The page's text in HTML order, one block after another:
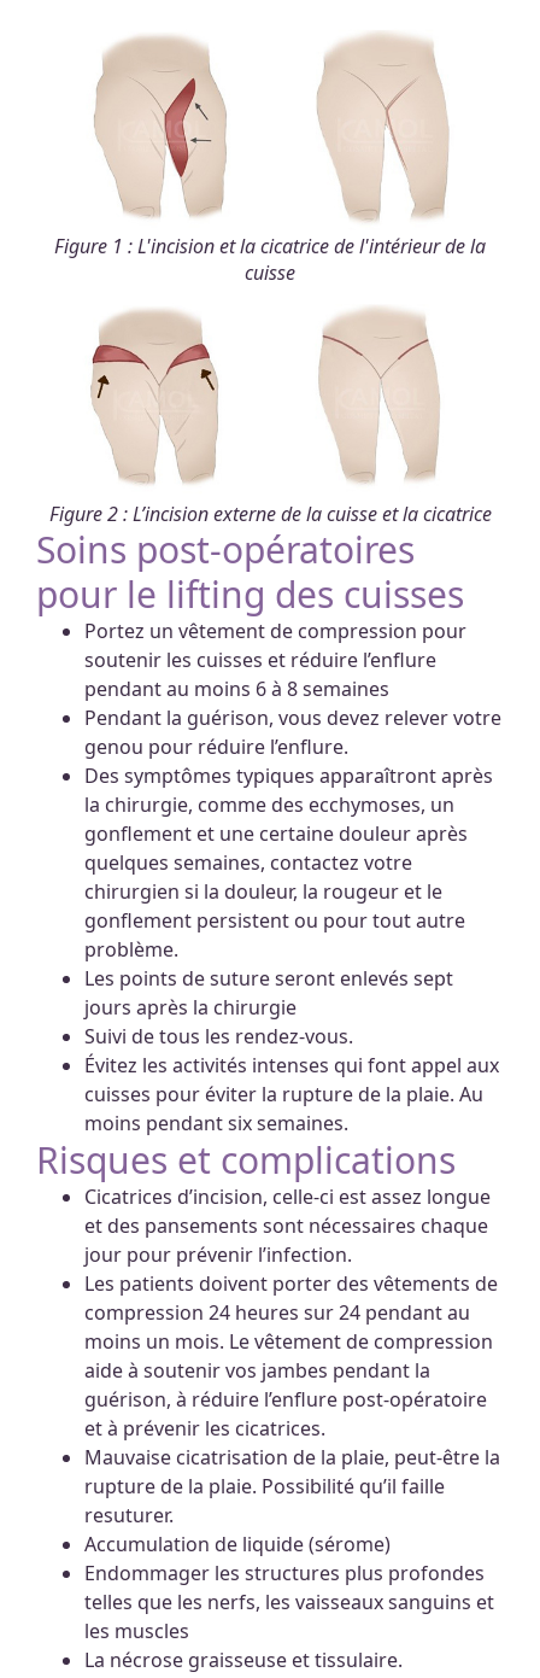
Figure 1 : L'incision et la cicatrice de l'intérieur de la
cuisse
Figure 2 : L’incision externe de la cuisse et la cicatrice
Soins post-opératoires
pour le lifting des cuisses
Portez un vêtement de compression pour
soutenir les cuisses et réduire l’enflure
pendant au moins 6 à 8 semaines
Pendant la guérison, vous devez relever votre
genou pour réduire l’enflure.
Des symptômes typiques apparaîtront après
la chirurgie, comme des ecchymoses, un
gonflement et une certaine douleur après
quelques semaines, contactez votre
chirurgien si la douleur, la rougeur et le
gonflement persistent ou pour tout autre
problème.
Les points de suture seront enlevés sept
jours après la chirurgie
Suivi de tous les rendez-vous.
Évitez les activités intenses qui font appel aux
cuisses pour éviter la rupture de la plaie. Au
moins pendant six semaines.
Risques et complications
Cicatrices d’incision, celle-ci est assez longue
et des pansements sont nécessaires chaque
jour pour prévenir l’infection.
Les patients doivent porter des vêtements de
compression 24 heures sur 24 pendant au
moins un mois. Le vêtement de compression
aide à soutenir vos jambes pendant la
guérison, à réduire l’enflure post-opératoire
et à prévenir les cicatrices.
Mauvaise cicatrisation de la plaie, peut-être la
rupture de la plaie. Possibilité qu’il faille
resuturer.
Accumulation de liquide (sérome)
Endommager les structures plus profondes
telles que les nerfs, les vaisseaux sanguins et
les muscles
La nécrose graisseuse et tissulaire.